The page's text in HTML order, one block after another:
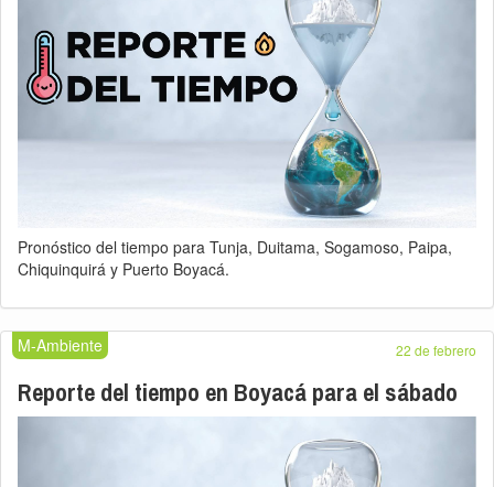
Pronóstico del tiempo para Tunja, Duitama, Sogamoso, Paipa,
Chiquinquirá y Puerto Boyacá.
M-Ambiente 22 de febrero
Reporte del tiempo en Boyacá para el sábado